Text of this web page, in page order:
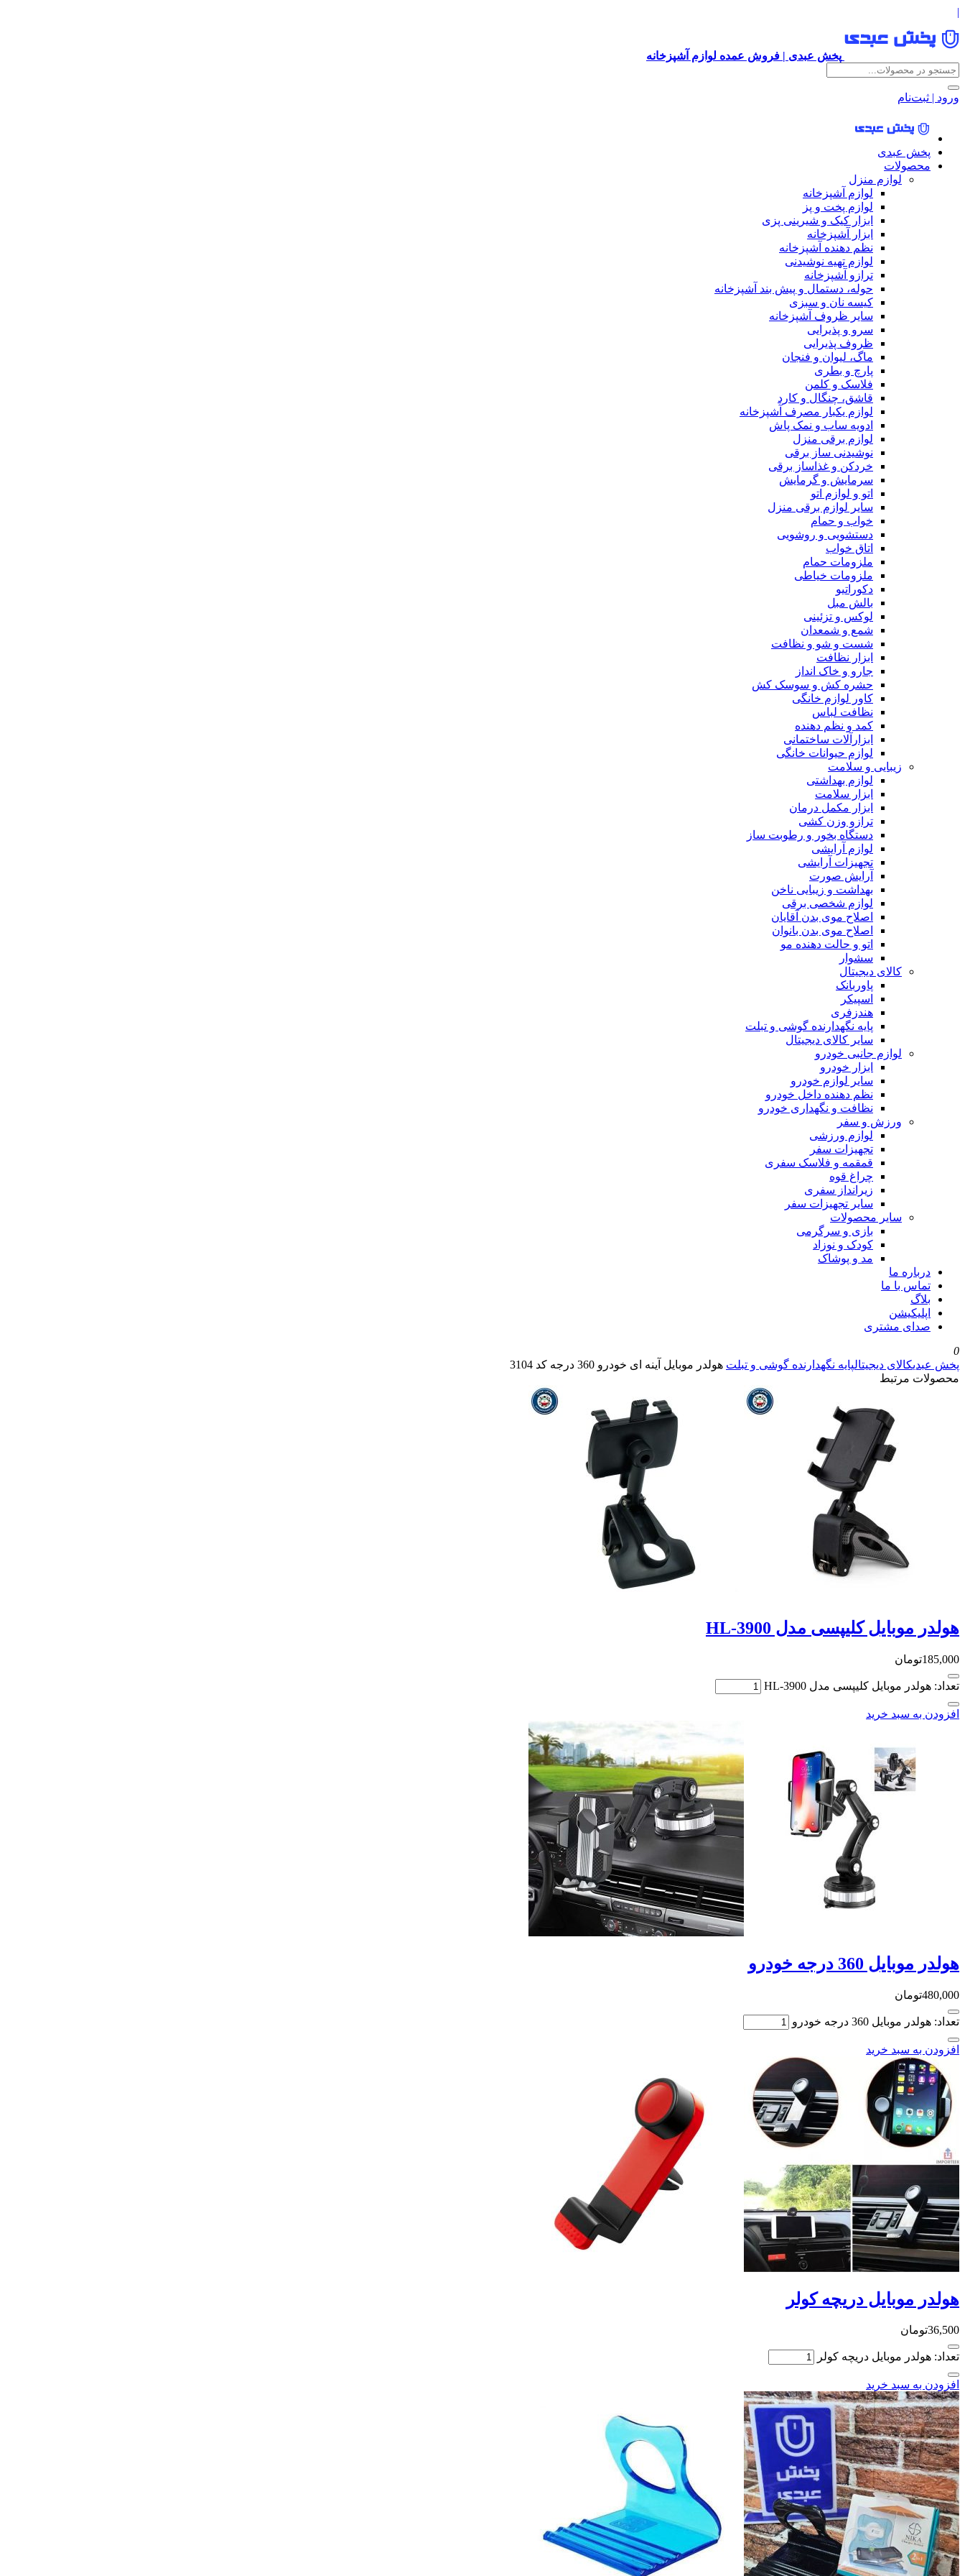
|
پخش عبدی | فروش عمده لوازم آشپزخانه
ورود | ثبت‌نام
پخش عبدی
محصولات
لوازم منزل
لوازم آشپزخانه
لوازم پخت و پز
ابزار کیک و شیرینی پزی
ابزار آشپزخانه
نظم دهنده آشپزخانه
لوازم تهیه نوشیدنی
ترازو آشپزخانه
حوله، دستمال و پیش بند آشپزخانه
کیسه نان و سبزی
سایر ظروف آشپزخانه
سرو و پذیرایی
ظروف پذیرایی
ماگ، لیوان و فنجان
پارچ و بطری
فلاسک و کلمن
قاشق، چنگال و کارد
لوازم یکبار مصرف آشپزخانه
ادویه ساب و نمک پاش
لوازم برقی منزل
نوشیدنی ساز برقی
خردکن و غذاساز برقی
سرمایش و گرمایش
اتو و لوازم اتو
سایر لوازم برقی منزل
خواب و حمام
دستشویی و روشویی
اتاق خواب
ملزومات حمام
ملزومات خیاطی
دکوراتیو
بالش مبل
لوکس و تزئینی
شمع و شمعدان
شست و شو و نظافت
ابزار نظافت
جارو و خاک انداز
حشره کش و سوسک کش
کاور لوازم خانگی
نظافت لباس
کمد و نظم دهنده
ابزارآلات ساختمانی
لوازم حیوانات خانگی
زیبایی و سلامت
لوازم بهداشتی
ابزار سلامت
ابزار مکمل درمان
ترازو وزن کشی
دستگاه بخور و رطوبت ساز
لوازم آرایشی
تجهیزات آرایشی
آرایش صورت
بهداشت و زیبایی ناخن
لوازم شخصی برقی
اصلاح موی بدن آقایان
اصلاح موی بدن بانوان
اتو و حالت دهنده مو
سشوار
کالای دیجیتال
پاوربانک
اسپیکر
هندزفری
پایه نگهدارنده گوشی و تبلت
سایر کالای دیجیتال
لوازم جانبی خودرو
ابزار خودرو
سایر لوازم خودرو
نظم دهنده داخل خودرو
نظافت و نگهداری خودرو
ورزش و سفر
لوازم ورزشی
تجهیزات سفر
قمقمه و فلاسک سفری
چراغ قوه
زیرانداز سفری
سایر تجهیزات سفر
سایر محصولات
بازی و سرگرمی
کودک و نوزاد
مد و پوشاک
درباره ما
تماس با ما
بلاگ
اپلیکیشن
صدای مشتری
0
پخش عبدیکالای دیجیتالپایه نگهدارنده گوشی و تبلت هولدر موبایل آینه ای خودرو 360 درجه کد 3104
محصولات مرتبط
هولدر موبایل کلیپسی مدل HL-3900
185,000تومان
تعداد: هولدر موبایل کلیپسی مدل HL-3900
افزودن به سبد خرید
هولدر موبایل 360 درجه خودرو
480,000تومان
تعداد: هولدر موبایل 360 درجه خودرو
افزودن به سبد خرید
هولدر موبایل دریچه کولر
36,500تومان
تعداد: هولدر موبایل دریچه کولر
افزودن به سبد خرید